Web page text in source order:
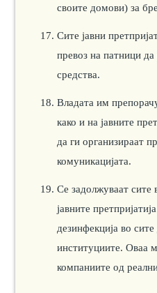
своите домови) за
Сите јавни
превоз на патници
средства.
Владата им
како и на јавните
да ги организираат
комуникацијата.
Се задолжуваат сите
јавните
дезинфекција во
институциите. Оваа
компаниите од